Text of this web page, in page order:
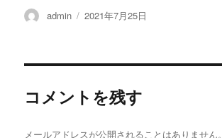
投
admin
投
2021年7月25日
コメントを残す
メールアドレスが公開されることはありません。